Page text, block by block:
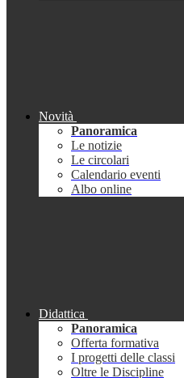
Novità
Panoramica
Le notizie
Le circolari
Calendario eventi
Albo online
Didattica
Panoramica
Offerta formativa
I progetti delle classi
Oltre le Discipline